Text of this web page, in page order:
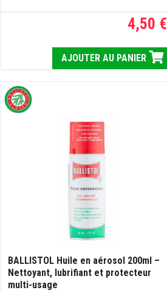
4,50 €
AJOUTER AU PANIER
BALLISTOL Huile en aérosol 200ml –
Nettoyant, lubrifiant et protecteur
multi-usage